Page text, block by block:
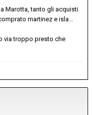
Marotta, tanto gli acquisti
martinez e isla...
via troppo presto che